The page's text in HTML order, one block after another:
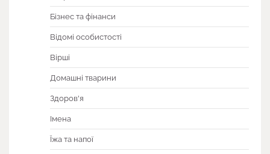
Бізнес та фінанси
Відомі особистості
Вірші
Домашні тварини
Здоров'я
Імена
Їжа та напої